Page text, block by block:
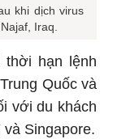
khi dịch virus
Iraq.
hạn lệnh
Quốc và
với du khách
Singapore.